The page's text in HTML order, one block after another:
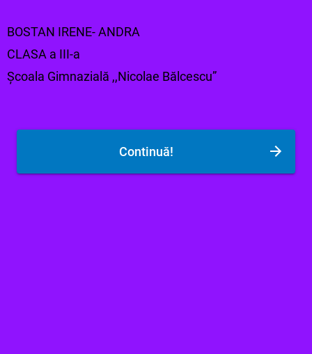
BOSTAN IRENE- ANDRA
CLASA a III-a
Școala Gimnazială ,,Nicolae Bălcescu”
Continuă!